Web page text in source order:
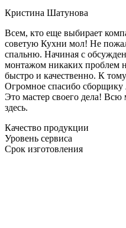
Кристина Шатунова
Всем, кто еще выбирает
советую Кухни мол! Не
спальню. Начиная с
монтажом никаких проблем
быстро и качественно. К
Огромное спасибо сборщику
Это мастер своего дела! Всю
здесь.
Качество продукции
Уровень сервиса
Срок изготовления